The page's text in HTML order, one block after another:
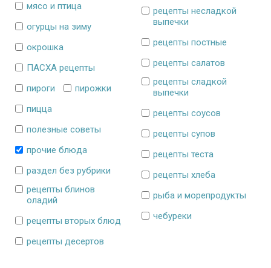
мясо и птица
огурцы на зиму
окрошка
ПАСХА рецепты
пироги
пирожки
пицца
полезные советы
прочие блюда
раздел без рубрики
рецепты блинов
оладий
рецепты вторых блюд
рецепты десертов
рецепты несладкой
выпечки
рецепты постные
рецепты салатов
рецепты сладкой
выпечки
рецепты соусов
рецепты супов
рецепты теста
рецепты хлеба
рыба и морепродукты
чебуреки